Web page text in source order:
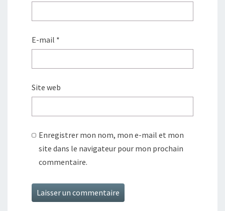
E-mail *
Site web
Enregistrer mon nom, mon e-mail et mon
site dans le navigateur pour mon prochain
commentaire.